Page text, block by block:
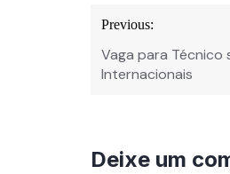
Navegação
de
Post
Previous:
Vaga para Técnico
Internacionais
Deixe um